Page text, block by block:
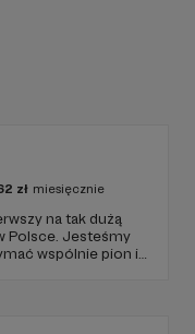
zł miesięcznie
na tak dużą
Polsce. Jesteśmy
wspólnie pion i